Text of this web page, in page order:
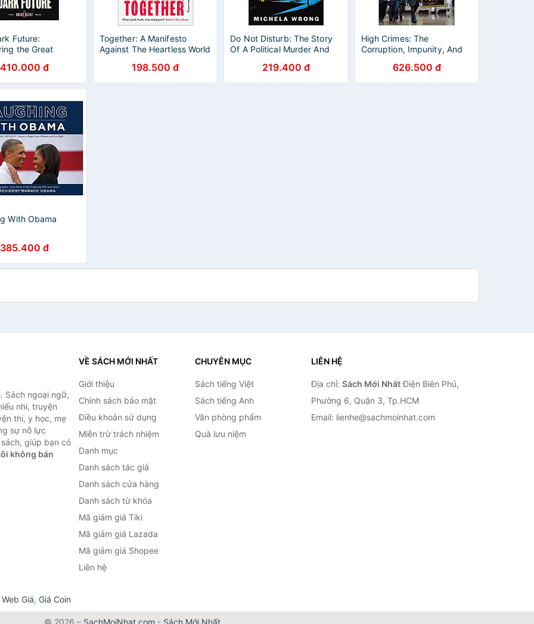
Future:
the Great
Great Reset
410.000 đ
Together: A Manifesto
Against The Heartless World
198.500 đ
Do Not Disturb: The Story
Of A Political Murder And
219.400 đ
High Crimes: The
Corruption, Impunity, And
626.500 đ
With Obama
385.400 đ
Sách ngoại ngữ,
nhi, truyện
thi, y học, mẹ
sự nỗ lực
giúp bạn có
không bán
VỀ SÁCH MỚI NHẤT
Giới thiệu
Chính sách bảo mật
Điều khoản sử dụng
Miễn trừ trách nhiệm
Danh mục
Danh sách tác giả
Danh sách cửa hàng
Danh sách từ khóa
Mã giảm giá Tiki
Mã giảm giá Lazada
Mã giảm giá Shopee
Liên hệ
CHUYÊN MỤC
Sách tiếng Việt
Sách tiếng Anh
Văn phòng phẩm
Quà lưu niệm
LIÊN HỆ
Địa chỉ: Sách Mới NhấtĐiện Biên Phủ,
Phường 6, Quận 3, Tp.HCM
Email: lienhe@sachmoinhat.com
Web Giá, Giá Coin
© 2026 – SachMoiNhat.com - Sách Mới Nhất